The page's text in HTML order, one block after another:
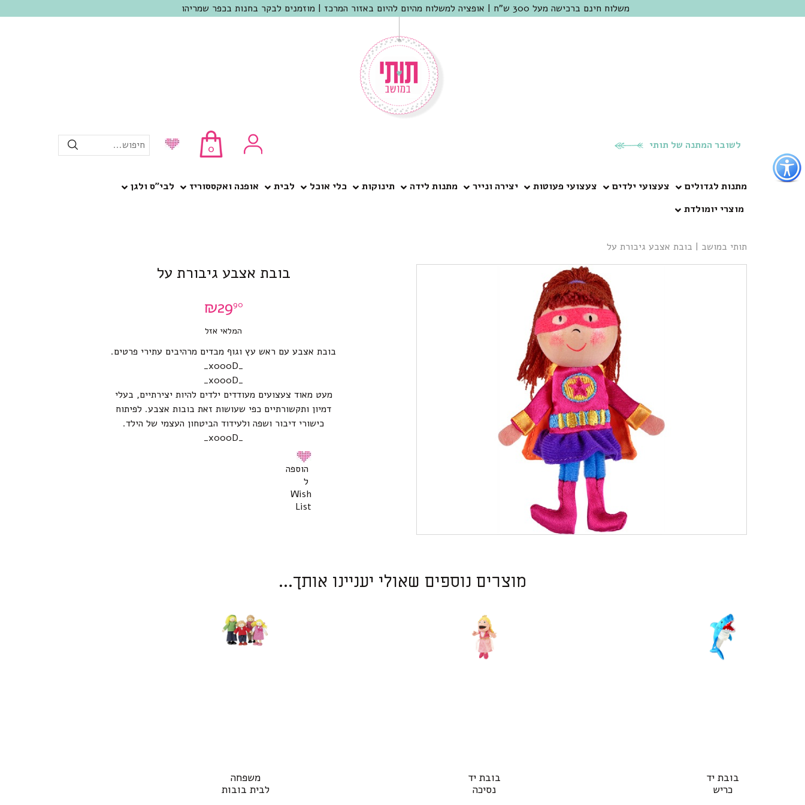
כפתור
לפתיחת
תפריט
נגישות
משלוח חינם ברכישה מעל 300 ש"ח | אופציה למשלוח מהיום להיום באזור המרכז | מוזמנים לבקר בחנות בכפר שמריהו
לשובר המתנה של תותי 0 חיפוש...
מתנות לגדולים צעצועי ילדים צעצועי פעוטות יצירה ונייר מתנות לידה תינוקות כלי אוכל לבית אופנה ואקססוריז
לבי”ס ולגן
מוצרי יומולדת
תותי במושב | בובת אצבע גיבורת על
בובת אצבע גיבורת על
₪2990
המלאי אזל
בובת אצבע עם ראש עץ וגוף מבדים מרהיבים עתירי פרטים.
_x000D_
_x000D_
מעט מאוד צעצועים מעודדים ילדים להיות יצירתיים, בעלי
דמיון ותקשורתיים כפי שעושות זאת בובות אצבע. לפיתוח
כישורי דיבור ושפה ולעידוד הביטחון העצמי של הילד.
_x000D_
הוספה
ל
Wish
List
מוצרים נוספים שאולי יעניינו אותך...
בובת יד
כריש
בובת יד
נסיכה
משפחה
לבית בובות